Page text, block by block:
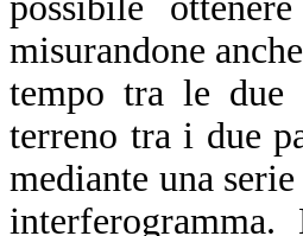
misurandone
tempo tra le due
terreno tra i due
mediante una
interferogramma.